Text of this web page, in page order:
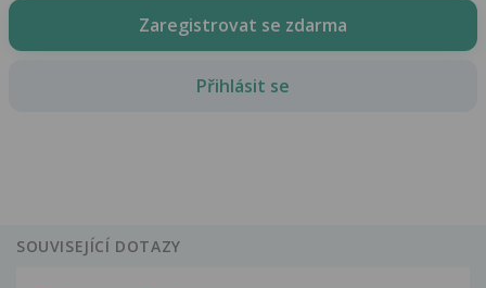
Zaregistrovat se zdarma
Přihlásit se
SOUVISEJÍCÍ DOTAZY